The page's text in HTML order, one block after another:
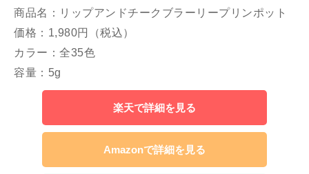
商品名：リップアンドチークブラーリープリンポット
価格：1,980円（税込）
カラー：全35色
容量：5g
楽天で詳細を見る
Amazonで詳細を見る